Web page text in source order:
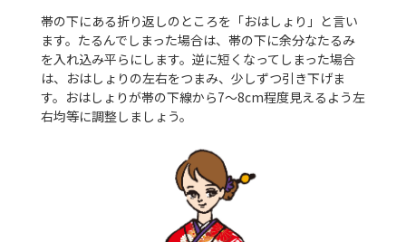
帯の下にある折り返しのところを「おはしょり」と言い
ます。たるんでしまった場合は、帯の下に余分なたるみ
を入れ込み平らにします。逆に短くなってしまった場合
は、おはしょりの左右をつまみ、少しずつ引き下げま
す。おはしょりが帯の下線から7～8cm程度見えるよう左
右均等に調整しましょう。